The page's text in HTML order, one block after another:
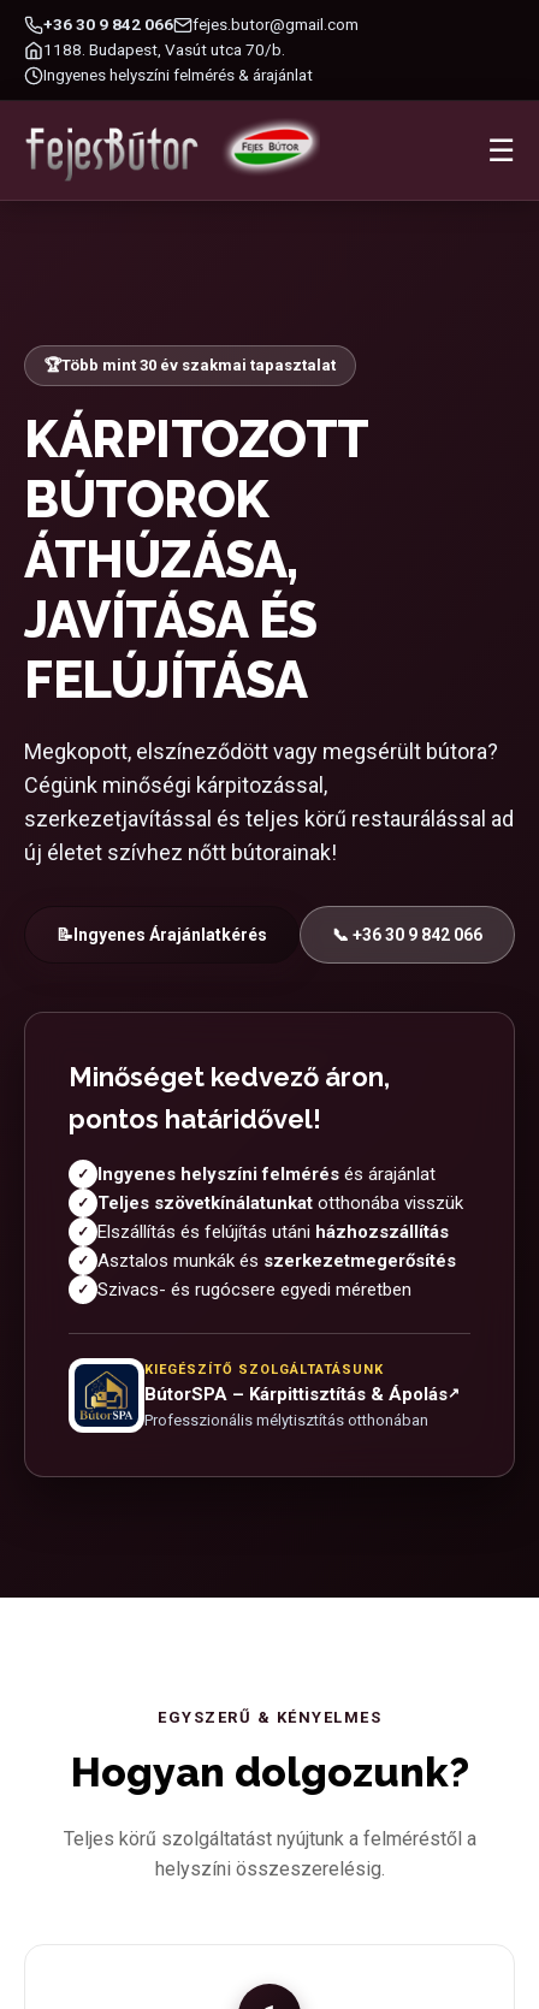
+36 30 9 842 066
fejes.butor@gmail.com
1188. Budapest, Vasút utca 70/b.
Ingyenes helyszíni felmérés & árajánlat
☰
🏆Több mint 30 év szakmai tapasztalat
KÁRPITOZOTT
BÚTOROK
ÁTHÚZÁSA,
JAVÍTÁSA ÉS
FELÚJÍTÁSA
Megkopott, elszíneződött vagy megsérült bútora?
Cégünk minőségi kárpitozással,
szerkezetjavítással és teljes körű restaurálással ad
új életet szívhez nőtt bútorainak!
📝 Ingyenes Árajánlatkérés 📞 +36 30 9 842 066
Minőséget kedvező áron,
pontos határidővel!
✓ Ingyenes helyszíni felmérés és árajánlat
✓ Teljes szövetkínálatunkat otthonába visszük
✓ Elszállítás és felújítás utáni házhozszállítás
✓ Asztalos munkák és szerkezetmegerősítés
✓ Szivacs- és rugócsere egyedi méretben
KIEGÉSZÍTŐ SZOLGÁLTATÁSUNK
BútorSPA – Kárpittisztítás & Ápolás↗
Professzionális mélytisztítás otthonában
EGYSZERŰ & KÉNYELMES
Hogyan dolgozunk?
Teljes körű szolgáltatást nyújtunk a felméréstől a
helyszíni összeszerelésig.